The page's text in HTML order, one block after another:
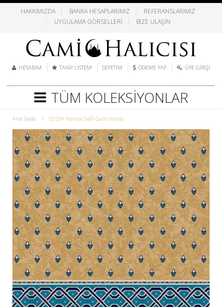
HAKKIMIZDA BANKA HESAPLARIMIZ
REFERANSLARIMIZ
UYGULAMA GÖRSELLERI
BIZE ULAŞIN
HESABIM TAKIP LISTEM SEPETIM ÖDEME YAP ÜYE GIRIŞI
TÜM KOLEKSIYONLAR
Ana Sayfa • C053A Hardal Saflı Cami Halısı